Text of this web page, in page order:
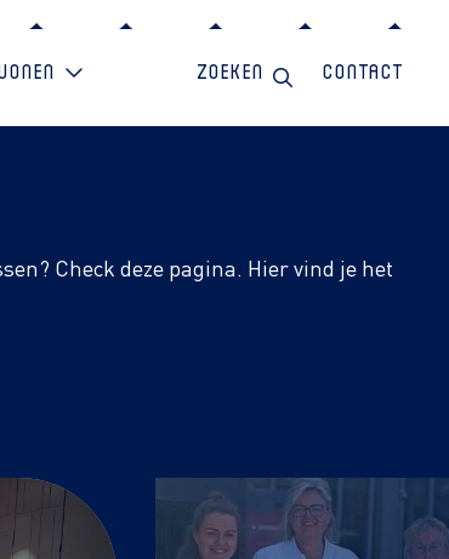
Zoeken Contact
Check deze pagina. Hier vind je het